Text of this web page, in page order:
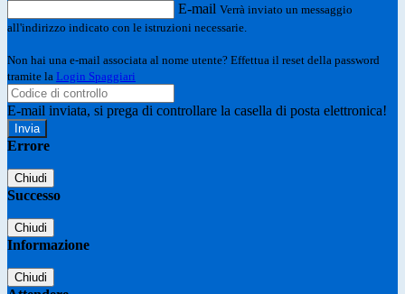
E-mail Verrà inviato un messaggio
all'indirizzo indicato con le istruzioni necessarie.
Non hai una e-mail associata al nome utente? Effettua il reset della password
tramite la Login Spaggiari
E-mail inviata, si prega di controllare la casella di posta elettronica!
Errore
Chiudi
Successo
Chiudi
Informazione
Chiudi